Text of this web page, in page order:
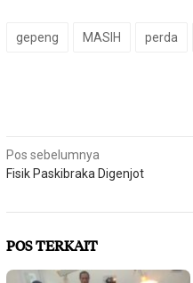
gepeng MASIH perda
Navigasi
pos
Pos sebelumnya
Fisik Paskibraka Digenjot
POS TERKAIT